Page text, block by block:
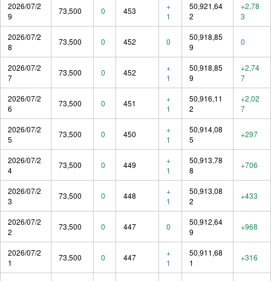
2026/07/2
9
73,500 0 453
+
1
50,921,64
2
+2,78
3
2026/07/2
8
73,500 0 452 0
50,918,85
9
0
2026/07/2
7
73,500 0 452
+
1
50,918,85
9
+2,74
7
2026/07/2
6
73,500 0 451
+
1
50,916,11
2
+2,02
7
2026/07/2
5
73,500 0 450
+
1
50,914,08
5
+297
2026/07/2
4
73,500 0 449
+
1
50,913,78
8
+706
2026/07/2
3
73,500 0 448
+
1
50,913,08
2
+433
2026/07/2
2
73,500 0 447 0
50,912,64
9
+968
2026/07/2
1
73,500 0 447
+
1
50,911,68
1
+316